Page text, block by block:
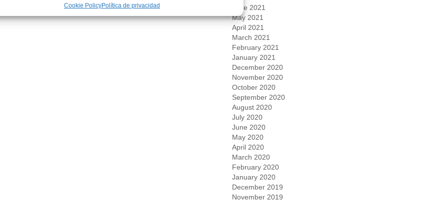
Cookie PolicyPolítica de privacidad
June 2021
May 2021
April 2021
March 2021
February 2021
January 2021
December 2020
November 2020
October 2020
September 2020
August 2020
July 2020
June 2020
May 2020
April 2020
March 2020
February 2020
January 2020
December 2019
November 2019